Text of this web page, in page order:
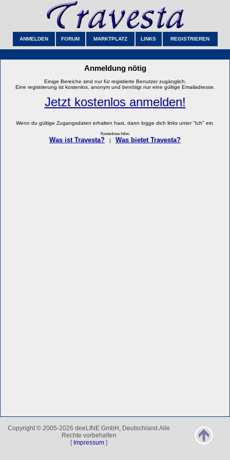
ANMELDEN FORUM MARKTPLATZ LINKS REGISTRIEREN
Anmeldung nötig
Einige Bereiche sind nur für registierte Benutzer zugänglich.
Eine registrierung ist kostenlos, anonym und benötigt nur eine gültige Emailadresse.
Jetzt kostenlos anmelden!
Wenn du gültige Zugangsdaten erhalten hast, dann logge dich links unter "Ich" ein.
Kostenlose Infos:
Was ist Travesta? Was bietet Travesta?
Copyright © 2005-2026 deeLINE GmbH, Deutschland.Alle
Rechte vorbehalten
[ Impressum ]